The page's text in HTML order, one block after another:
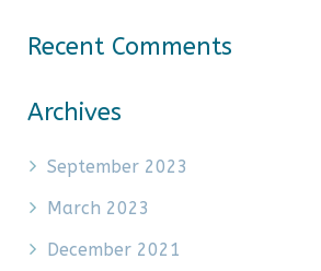
Recent Comments
Archives
September 2023
March 2023
December 2021